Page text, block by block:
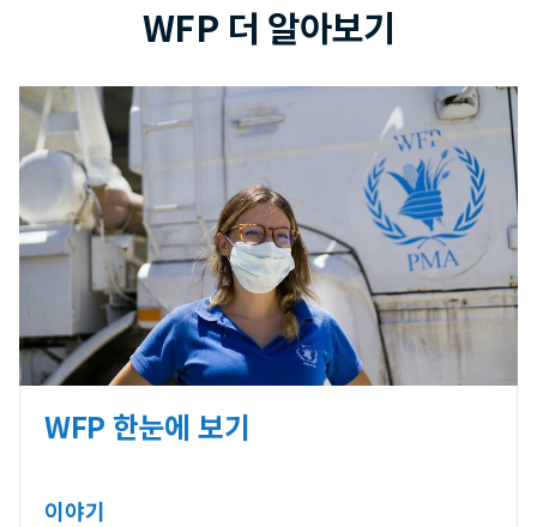
WFP 더 알아보기
WFP 한눈에 보기
이야기